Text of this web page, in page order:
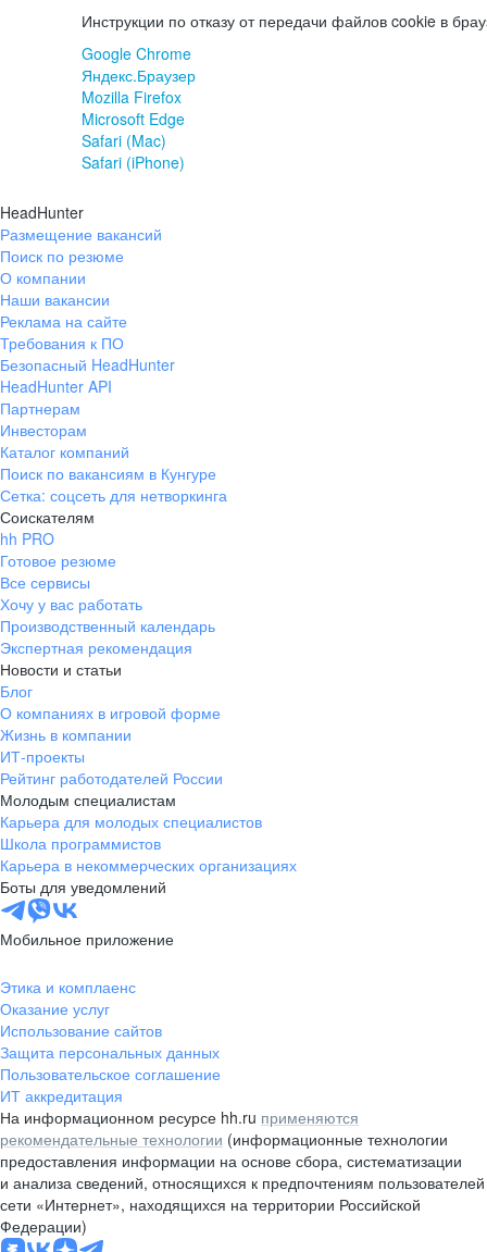
Инструкции по отказу от передачи файлов cookie в
Google Chrome
Яндекс.Браузер
Mozilla Firefox
Microsoft Edge
Safari (Mac)
Safari (iPhone)
HeadHunter
Размещение вакансий
Поиск по резюме
О компании
Наши вакансии
Реклама на сайте
Требования к ПО
Безопасный HeadHunter
HeadHunter API
Партнерам
Инвесторам
Каталог компаний
Поиск по вакансиям в Кунгуре
Сетка: соцсеть для нетворкинга
Соискателям
hh PRO
Готовое резюме
Все сервисы
Хочу у вас работать
Производственный календарь
Экспертная рекомендация
Новости и статьи
Блог
О компаниях в игровой форме
Жизнь в компании
ИТ-проекты
Рейтинг работодателей России
Молодым специалистам
Карьера для молодых специалистов
Школа программистов
Карьера в некоммерческих организациях
Боты для уведомлений
Мобильное приложение
Этика и комплаенс
Оказание услуг
Использование сайтов
Защита персональных данных
Пользовательское соглашение
ИТ аккредитация
На информационном ресурсе hh.ru применяются
рекомендательные технологии (информационные технологии
предоставления информации на основе сбора, систематизации
и анализа сведений, относящихся к предпочтениям пользователей
сети «Интернет», находящихся на территории Российской
Федерации)